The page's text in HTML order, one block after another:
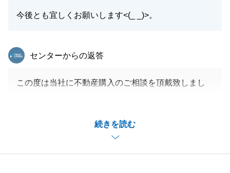
今後とも宜しくお願いします<(_ _)>。
続きを読む
東急リバブル
センターからの返答
この度は当社に不動産購入のご相談を頂戴致しまし
り、ご内覧からご判断まであまりお時間が無かったか
と思いますが、迅速なご判断により、良いご契約を迎
えることが出来たことと思います。